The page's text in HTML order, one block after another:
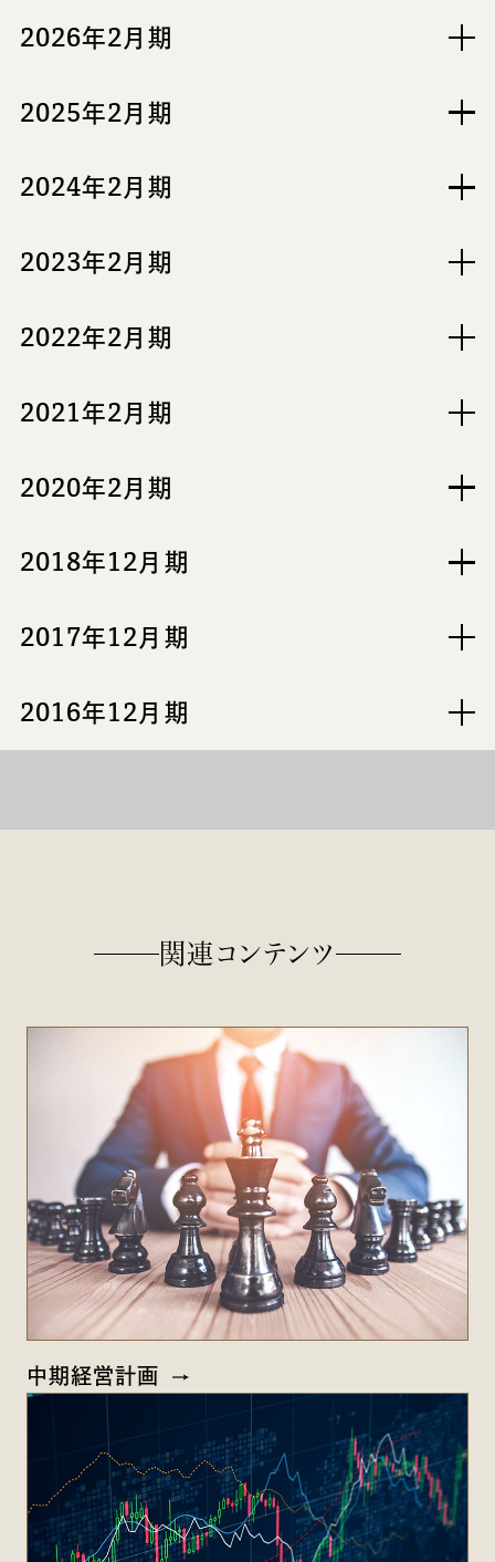
2026年2月期
2025年2月期
2024年2月期
2023年2月期
2022年2月期
2021年2月期
2020年2月期
2018年12月期
2017年12月期
2016年12月期
関連コンテンツ
中期経営計画